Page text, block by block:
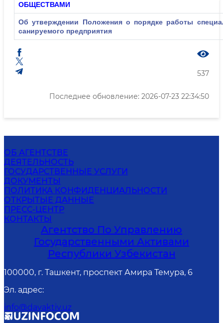
ОБЩЕСТВАМИ
Об утверждении Положения о порядке работы
санируемого предприятия
537
Последнее обновление: 2026-07-23 22:34:50
ОБ АГЕНТСТВЕ
ДЕЯТЕЛЬНОСТЬ
ГОСУДАРСТВЕННЫЕ УСЛУГИ
ДОКУМЕНТЫ
ПОЛИТИКА КОНФИДЕНЦИАЛЬНОСТИ
ОТКРЫТЫЕ ДАННЫЕ
ПРЕСС-ЦЕНТР
КОНТАКТЫ
Агентство По Управлению
Государственными Активами
Республики Узбекистан
100000, г. Ташкент, проспект Амира Темура, 6
Эл. адрес:
info@davaktiv.uz